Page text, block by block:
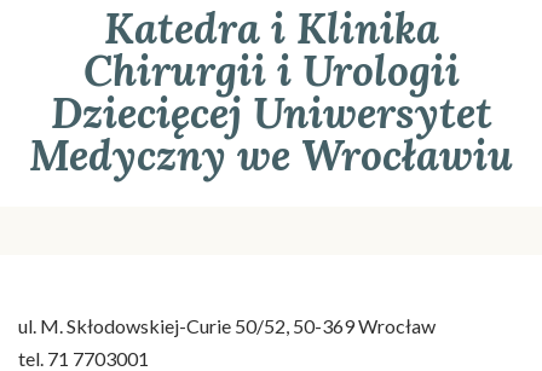
Katedra i Klinika
Chirurgii i Urologii
Dziecięcej Uniwersytet
Medyczny we Wrocławiu
ul. M. Skłodowskiej-Curie 50/52, 50-369 Wrocław
tel. 71 7703001